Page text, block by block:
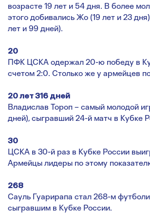
возрасте 19 лет и 54 дня. В более
этого добивались Жо (19 лет и 23
лет и 99 дней).
20
ПФК ЦСКА одержал 20-ю победу в
счетом 2:0. Столько же у армейцев
20 лет 316 дней
Владислав Тороп – самый молодой
дней), сыгравший 24-й матч в Кубке
30
ЦСКА в 30-й раз в Кубке России
Армейцы лидеры по этому
268
Сауль Гуарирапа стал 268-м
сыгравшим в Кубке России.